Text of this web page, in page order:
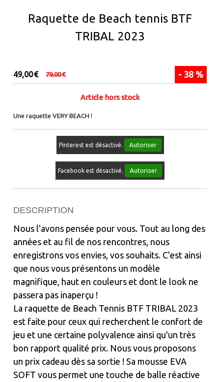
Raquette de Beach tennis BTF
TRIBAL 2023
- 38 %
49,00€ 79,00€
Article hors stock
Une raquette VERY BEACH !
Pinterest est désactivé. Autoriser
Facebook est désactivé. Autoriser
DESCRIPTION
Nous l'avons pensée pour vous. Tout au long des
années et au fil de nos rencontres, nous
enregistrons vos envies, vos souhaits. C'est ainsi
que nous vous présentons un modèle
magnifique, haut en couleurs et dont le look ne
passera pas inaperçu !
La raquette de Beach Tennis BTF TRIBAL 2023
est faite pour ceux qui recherchent le confort de
jeu et une certaine polyvalence ainsi qu'un très
bon rapport qualité prix. Nous vous proposons
un prix cadeau dès sa sortie ! Sa mousse EVA
SOFT vous permet une touche de balle réactive